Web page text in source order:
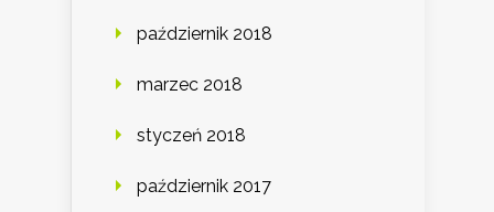
październik 2018
marzec 2018
styczeń 2018
październik 2017